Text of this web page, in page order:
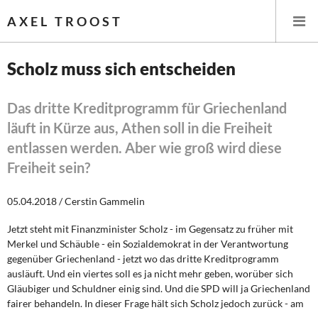
AXEL TROOST
Themen
Leitlinien linker Wirtschafts- und Finanzpolitik
Wirtschaftspolitik
Steuer- und Finanzpolitik
Öffentliche Infrastruktur und Daseinsvorsorge
Eurokrise und Griechenland
Scholz muss sich entscheiden
Das dritte Kreditprogramm für Griechenland
läuft in Kürze aus, Athen soll in die Freiheit
entlassen werden. Aber wie groß wird diese
Freiheit sein?
05.04.2018 / Cerstin Gammelin
Jetzt steht mit Finanzminister Scholz - im Gegensatz zu früher mit
Merkel und Schäuble - ein Sozialdemokrat in der Verantwortung
gegenüber Griechenland - jetzt wo das dritte Kreditprogramm
ausläuft. Und ein viertes soll es ja nicht mehr geben, worüber sich
Gläubiger und Schuldner einig sind. Und die SPD will ja Griechenland
fairer behandeln. In dieser Frage hält sich Scholz jedoch zurück - am